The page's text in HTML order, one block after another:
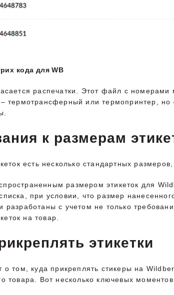
кода для WB
распечатки. Этот файл с
– термотрансферный или термопринтер,
к размерам
есть несколько стандартных
размером этикеток для
при условии, что размер
разработаны с учетом не только
на товар.
этикетки
о том, куда прикреплять стикеры на
товара. Вот несколько ключевых